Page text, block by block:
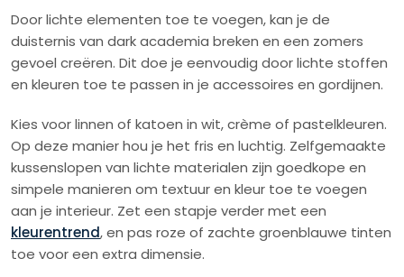
Door lichte elementen toe te voegen, kan je de
duisternis van dark academia breken en een zomers
gevoel creëren. Dit doe je eenvoudig door lichte stoffen
en kleuren toe te passen in je accessoires en gordijnen.
Kies voor linnen of katoen in wit, crème of pastelkleuren.
Op deze manier hou je het fris en luchtig. Zelfgemaakte
kussenslopen van lichte materialen zijn goedkope en
simpele manieren om textuur en kleur toe te voegen
aan je interieur. Zet een stapje verder met een
kleurentrend, en pas roze of zachte groenblauwe tinten
toe voor een extra dimensie.